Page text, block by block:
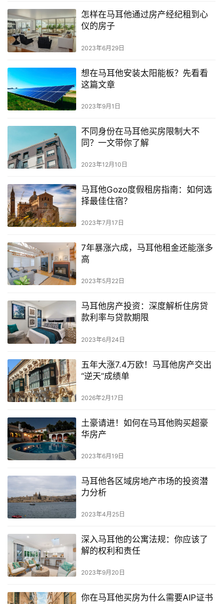
怎样在马耳他通过房产经纪租到心
仪的房子
2023年6月29日
想在马耳他安装太阳能板？先看看
这篇文章
2023年9月1日
不同身份在马耳他买房限制大不
同？一文带你了解
2023年12月10日
马耳他Gozo度假租房指南：如何选
择最佳住宿？
2023年7月17日
7年暴涨六成，马耳他租金还能涨多
高
2023年5月22日
马耳他房产投资：深度解析住房贷
款利率与贷款期限
2023年6月24日
五年大涨7.4万欧！马耳他房产交出
“逆天”成绩单
2026年2月17日
土豪请进！如何在马耳他购买超豪
华房产
2023年6月19日
马耳他各区域房地产市场的投资潜
力分析
2023年4月25日
深入马耳他的公寓法规：你应该了
解的权利和责任
2023年9月20日
你在马耳他买房为什么需要AIP证书